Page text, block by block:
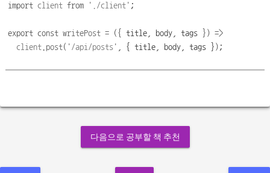
import client from ' ./client ' ;
export const writePost = ( { title, body, tags } ) =>
client post( ' /api/posts ' { title, body, tags });
다음으로 공부할 책 추천